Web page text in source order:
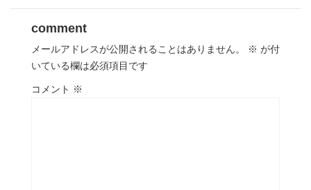
comment
メールアドレスが公開されることはありません。 ※ が付
いている欄は必須項目です
コメント ※